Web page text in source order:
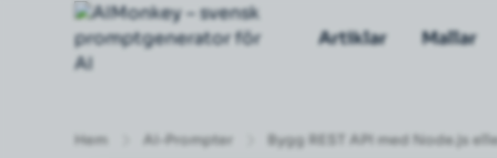
Artiklar Mallar
Hem AI-Prompter Bygg REST API med Node.js